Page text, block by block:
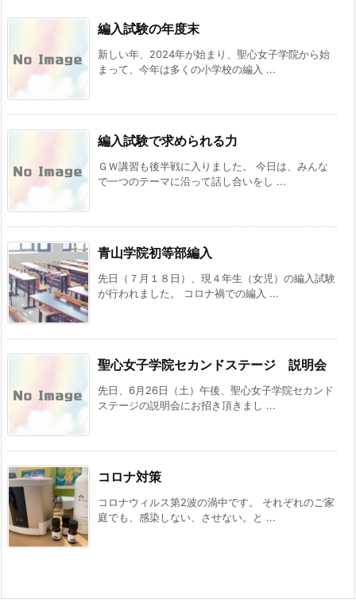
編入試験の年度末
新しい年、2024年が始まり、聖心女子学院から始
まって、今年は多くの小学校の編入 ...
編入試験で求められる力
ＧＷ講習も後半戦に入りました。 今日は、みんな
で一つのテーマに沿って話し合いをし ...
青山学院初等部編入
先日（７月１８日）、現４年生（女児）の編入試験
が行われました。 コロナ禍での編入 ...
聖心女子学院セカンドステージ 説明会
先日、6月26日（土）午後、聖心女子学院セカンド
ステージの説明会にお招き頂きまし ...
コロナ対策
コロナウィルス第2波の渦中です。 それぞれのご家
庭でも、感染しない、させない。と ...